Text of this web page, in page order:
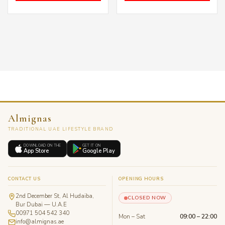
Almignas
TRADITIONAL UAE LIFESTYLE BRAND
DOWNLOAD ON THE
App Store
GET IT ON
Google Play
CONTACT US
2nd December St, Al Hudaiba,
Bur Dubai — U.A.E
00971 504 542 340
info@almignas.ae
OPENING HOURS
CLOSED NOW
Mon – Sat 09:00 – 22:00